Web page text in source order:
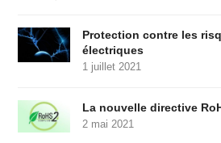
Protection contre les
électriques
1 juillet 2021
La nouvelle directive
2 mai 2021